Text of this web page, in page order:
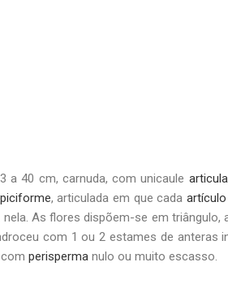
a 40 cm, carnuda, com unicaule
, articulada em que cada artículo
As flores dispõem-se em
com 1 ou 2 estames de anteras
comperisperma nulo ou muito escasso.